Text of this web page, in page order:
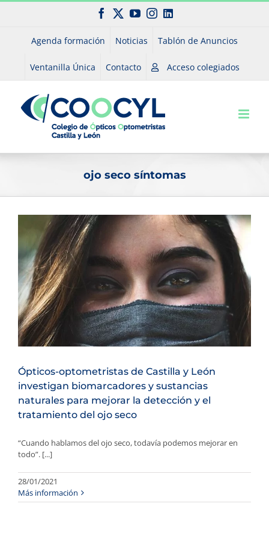
Saltar
Facebook
X YouTubeInstagram
LinkedIn
Agenda formación Noticias Tablón de Anuncios
Ventanilla Única Contacto Acceso colegiados
ojo seco síntomas
Ópticos-optometristas de Castilla y León
investigan biomarcadores y sustancias
naturales para mejorar la detección y el
tratamiento del ojo seco
“Cuando hablamos del ojo seco, todavía podemos mejorar en
todo”. [...]
28/01/2021
Más información